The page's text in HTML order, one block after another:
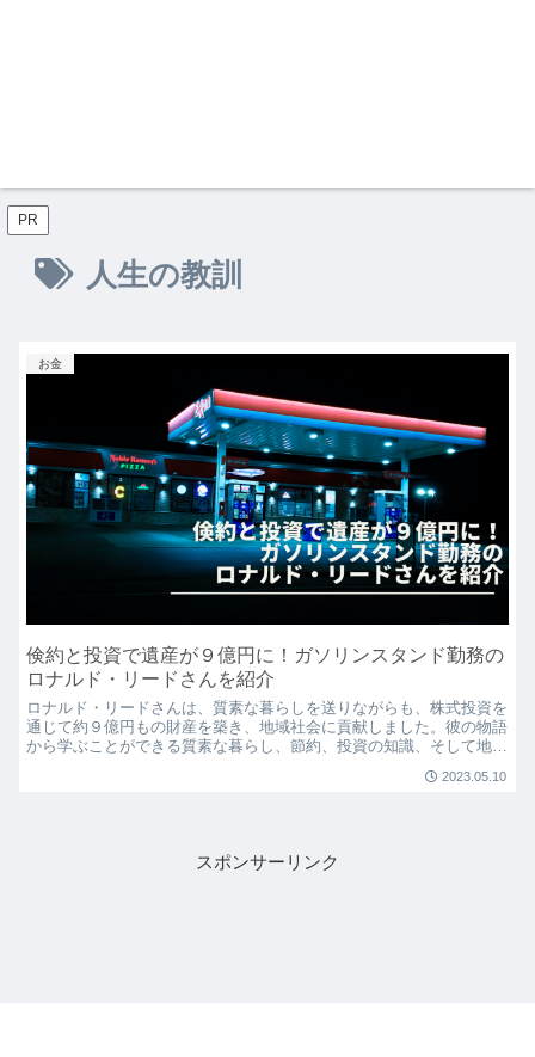
PR
人生の教訓
お金
倹約と投資で遺産が９億円に！ガソリンスタンド勤務の
ロナルド・リードさんを紹介
ロナルド・リードさんは、質素な暮らしを送りながらも、株式投資を
通じて約９億円もの財産を築き、地域社会に貢献しました。彼の物語
から学ぶことができる質素な暮らし、節約、投資の知識、そして地域
2023.05.10
スポンサーリンク